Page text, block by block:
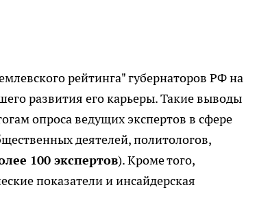
рейтинга" губернаторов РФ на
развития его карьеры. Такие выводы
опроса ведущих экспертов в сфере
деятелей, политологов,
100 экспертов). Кроме того,
показатели и инсайдерская